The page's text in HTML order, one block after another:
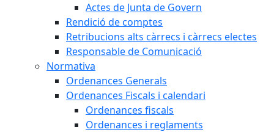
Actes de Junta de Govern
Rendició de comptes
Retribucions alts càrrecs i càrrecs electes
Responsable de Comunicació
Normativa
Ordenances Generals
Ordenances Fiscals i calendari
Ordenances fiscals
Ordenances i reglaments